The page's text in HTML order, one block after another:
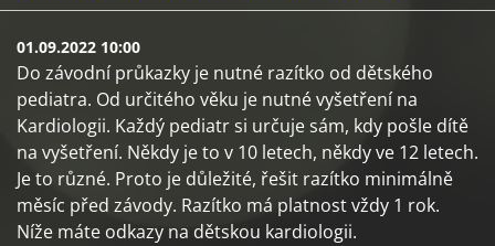
01.09.2022 10:00
Do závodní průkazky je nutné razítko od dětského
pediatra. Od určitého věku je nutné vyšetření na
Kardiologii. Každý pediatr si určuje sám, kdy pošle dítě
na vyšetření. Někdy je to v 10 letech, někdy ve 12 letech.
Je to různé. Proto je důležité, řešit razítko minimálně
měsíc před závody. Razítko má platnost vždy 1 rok.
Níže máte odkazy na dětskou kardiologii.